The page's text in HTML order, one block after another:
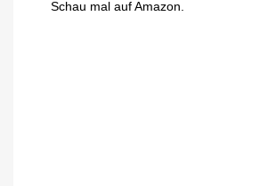
Schau mal auf Amazon.